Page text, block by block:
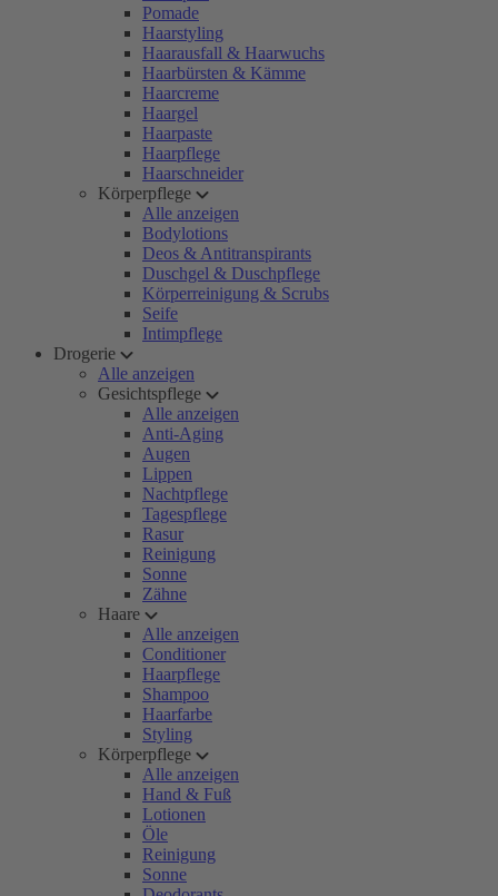
Pomade
Haarstyling
Haarausfall & Haarwuchs
Haarbürsten & Kämme
Haarcreme
Haargel
Haarpaste
Haarpflege
Haarschneider
Körperpflege
Alle anzeigen
Bodylotions
Deos & Antitranspirants
Duschgel & Duschpflege
Körperreinigung & Scrubs
Seife
Intimpflege
Drogerie
Alle anzeigen
Gesichtspflege
Alle anzeigen
Anti-Aging
Augen
Lippen
Nachtpflege
Tagespflege
Rasur
Reinigung
Sonne
Zähne
Haare
Alle anzeigen
Conditioner
Haarpflege
Shampoo
Haarfarbe
Styling
Körperpflege
Alle anzeigen
Hand & Fuß
Lotionen
Öle
Reinigung
Sonne